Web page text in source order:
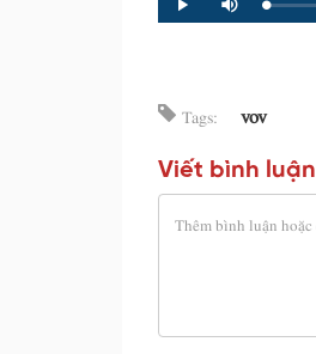
Play Mute Loaded:
0%
Progress:
0%
Tags: vov
Viết bình luận